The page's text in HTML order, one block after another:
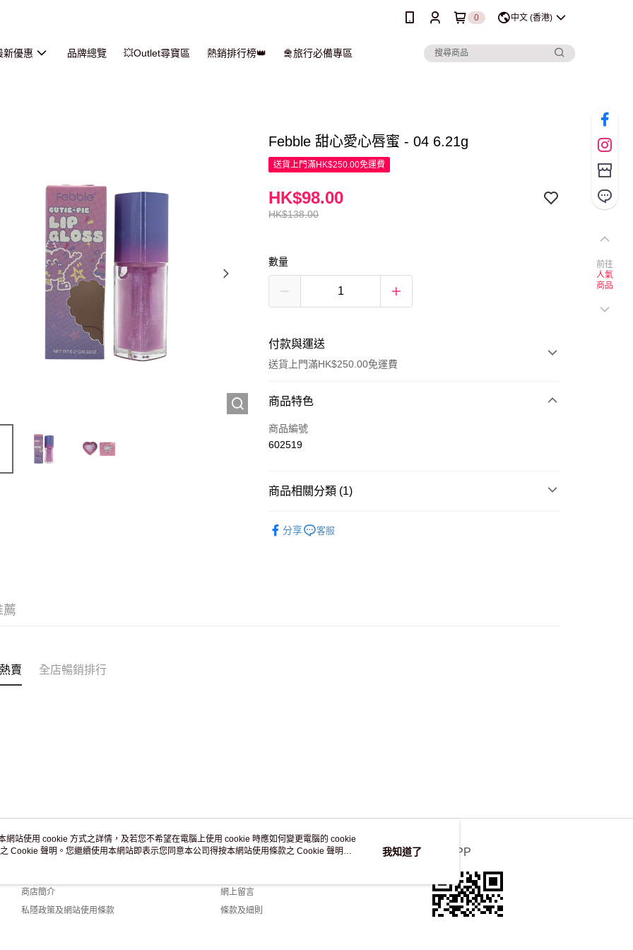
0 中文 (香港)
新優惠 品牌總覽 💥Outlet尋寶區 熱銷排行榜👑 🛅旅行必備專區
Febble 甜心愛心唇蜜 - 04 6.21g
送貨上門滿HK$250.00免運費
HK$138.00
HK$98.00
數量
付款與運送
送貨上門滿HK$250.00免運費
付款方式
信用卡
商品特色
商品編號
602519
商品相關分類 (1)
分享
客服
薦
賣 全店暢銷排行
關於我們
商店簡介
私隱政策及網站使用條款
客戶服務
網上留言
條款及細則
官方APP
前往
人氣
商品
網站使用 cookie 方式之詳情，及若您不希望在電腦上使用 cookie 時應如何變更電腦的 cookie
Cookie 聲明。您繼續使用本網站即表示您同意本公司得按本網站使用條款之 Cookie 聲明使
我知道了